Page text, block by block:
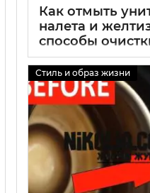
Как отмыть
налета и
способы
Стиль и образ жизни